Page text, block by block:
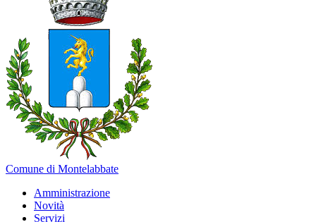
Comune di Montelabbate
Amministrazione
Novità
Servizi